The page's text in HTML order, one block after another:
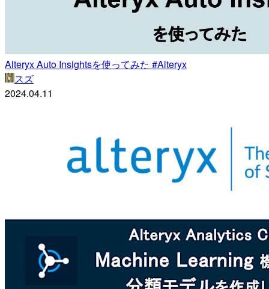
Alteryx Auto Insightsを使ってみた #Alteryx
スズ
2024.04.11